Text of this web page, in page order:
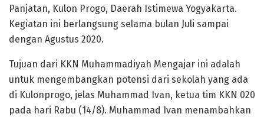
Panjatan, Kulon Progo, Daerah Istimewa Yogyakarta.
Kegiatan ini berlangsung selama bulan Juli sampai
dengan Agustus 2020.
Tujuan dari KKN Muhammadiyah Mengajar ini adalah
untuk mengembangkan potensi dari sekolah yang ada
di Kulonprogo, jelas Muhammad Ivan, ketua tim KKN 020
pada hari Rabu (14/8). Muhammad Ivan menambahkan